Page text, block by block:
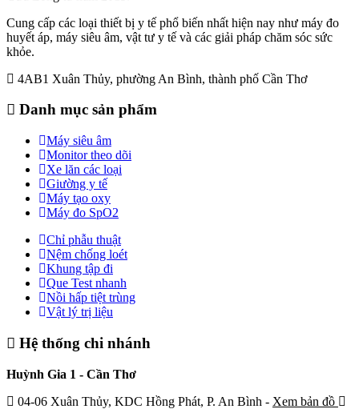
Cung cấp các loại thiết bị y tế phổ biến nhất hiện nay như máy đo
huyết áp, máy siêu âm, vật tư y tế và các giải pháp chăm sóc sức
khỏe.
4AB1 Xuân Thủy, phường An Bình, thành phố Cần Thơ
Danh mục sản phẩm
Máy siêu âm
Monitor theo dõi
Xe lăn các loại
Giường y tế
Máy tạo oxy
Máy đo SpO2
Chỉ phẫu thuật
Nệm chống loét
Khung tập đi
Que Test nhanh
Nồi hấp tiệt trùng
Vật lý trị liệu
Hệ thống chi nhánh
Huỳnh Gia 1 - Cần Thơ
04-06 Xuân Thủy, KDC Hồng Phát, P. An Bình - Xem bản đồ